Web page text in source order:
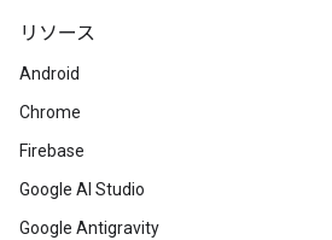
リソース
Android
Chrome
Firebase
Google AI Studio
Google Antigravity